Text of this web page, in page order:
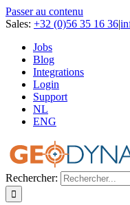
Passer au contenu
Sales: +32 (0)56 35 16 36|
Jobs
Blog
Integrations
Login
Support
NL
ENG
Rechercher: